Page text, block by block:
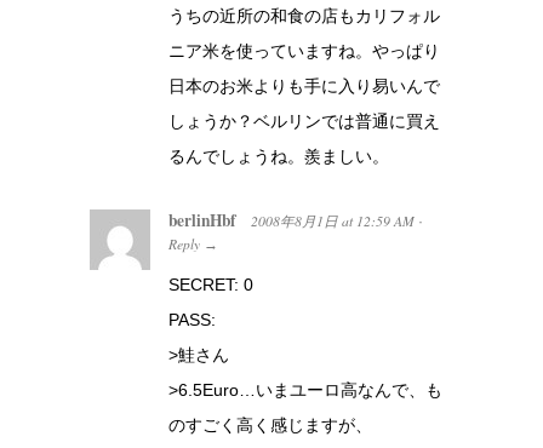
うちの近所の和食の店もカリフォル
ニア米を使っていますね。やっぱり
日本のお米よりも手に入り易いんで
しょうか？ベルリンでは普通に買え
るんでしょうね。羨ましい。
berlinHbf 2008年8月1日 at 12:59 AM ·
Reply →
SECRET: 0
PASS:
>鮭さん
>6.5Euro…いまユーロ高なんで、も
のすごく高く感じますが、